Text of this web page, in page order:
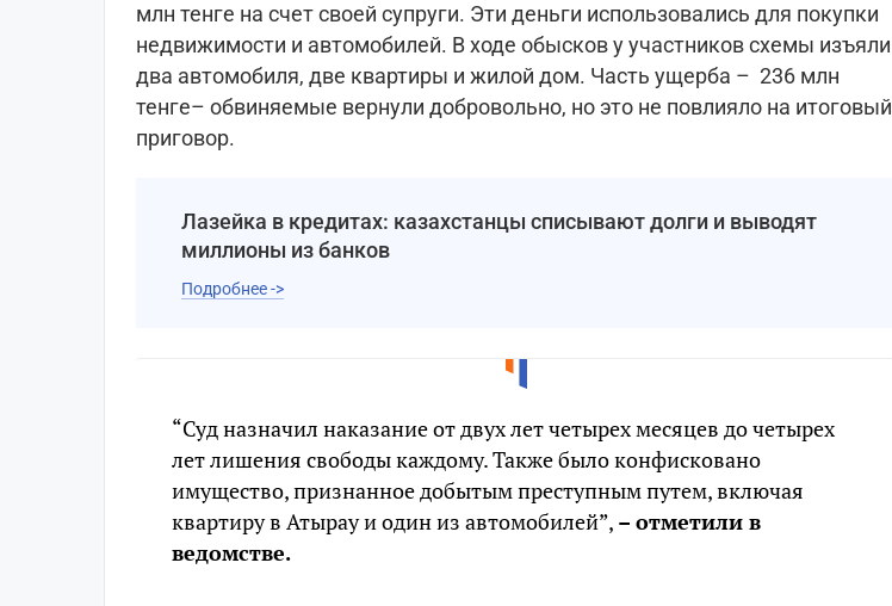
млн тенге на счет своей супруги. Эти деньги использовались для покупки
недвижимости и автомобилей. В ходе обысков у участников схемы изъяли
два автомобиля, две квартиры и жилой дом. Часть ущерба – 236 млн
тенге– обвиняемые вернули добровольно, но это не повлияло на итоговый
приговор.
Лазейка в кредитах: казахстанцы списывают долги и выводят
миллионы из банков
Подробнее ->
“Суд назначил наказание от двух лет четырех месяцев до четырех
лет лишения свободы каждому. Также было конфисковано
имущество, признанное добытым преступным путем, включая
квартиру в Атырау и один из автомобилей”, – отметили в
ведомстве.